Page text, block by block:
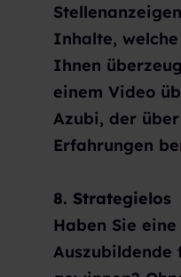
Inhalte,
Ihnen
einem Video
Azubi, der
Erfahrungen
8. Strategielos
Haben Sie
Auszubildende